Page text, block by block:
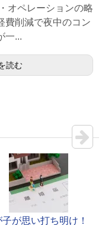
オペレーションの略
費削減で夜中のコン
一...
読む
が思い打ち明け！